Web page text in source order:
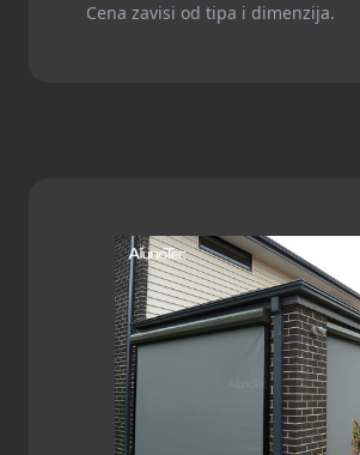
Cena zavisi od tipa i dimenzija.